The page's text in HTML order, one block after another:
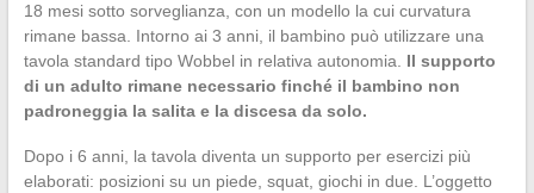
18 mesi sotto sorveglianza, con un modello la cui curvatura
rimane bassa. Intorno ai 3 anni, il bambino può utilizzare una
tavola standard tipo Wobbel in relativa autonomia. Il supporto
di un adulto rimane necessario finché il bambino non
padroneggia la salita e la discesa da solo.
Dopo i 6 anni, la tavola diventa un supporto per esercizi più
elaborati: posizioni su un piede, squat, giochi in due. L’oggetto